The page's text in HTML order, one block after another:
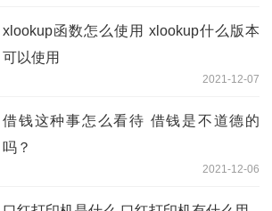
xlookup函数怎么使用 xlookup什么版本
可以使用
2021-12-07
借钱这种事怎么看待 借钱是不道德的
吗？
2021-12-06